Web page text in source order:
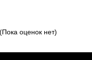
(Пока оценок нет)